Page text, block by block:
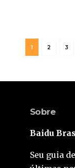
1 2 3
Sobre
Baidu
Seu guia